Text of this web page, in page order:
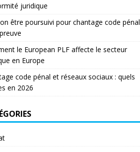
juridique
être poursuivi pour chantage code pénal
le European PLF affecte le secteur
en Europe
code pénal et réseaux sociaux : quels
en 2026